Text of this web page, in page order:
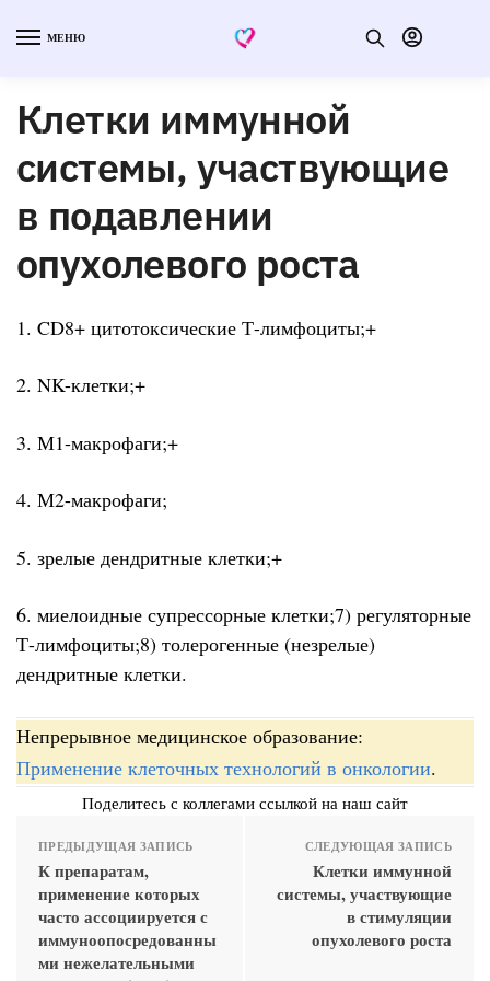
МЕНЮ
Клетки иммунной
системы, участвующие
в подавлении
опухолевого роста
1. CD8+ цитотоксические Т-лимфоциты;+
2. NK-клетки;+
3. М1-макрофаги;+
4. М2-макрофаги;
5. зрелые дендритные клетки;+
6. миелоидные супрессорные клетки;7) регуляторные
Т-лимфоциты;8) толерогенные (незрелые)
дендритные клетки.
Непрерывное медицинское образование:
Применение клеточных технологий в онкологии.
Поделитесь с коллегами ссылкой на наш сайт
ПРЕДЫДУЩАЯ ЗАПИСЬ
К препаратам,
применение которых
часто ассоциируется с
иммуноопосредованны
ми нежелательными
СЛЕДУЮЩАЯ ЗАПИСЬ
Клетки иммунной
системы, участвующие
в стимуляции
опухолевого роста